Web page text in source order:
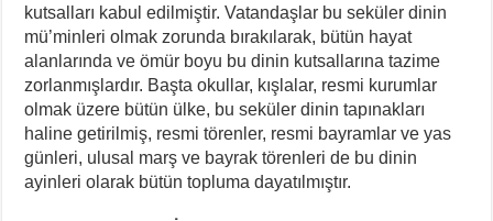
kutsalları kabul edilmiştir. Vatandaşlar bu seküler dinin
mü’minleri olmak zorunda bırakılarak, bütün hayat
alanlarında ve ömür boyu bu dinin kutsallarına tazime
zorlanmışlardır. Başta okullar, kışlalar, resmi kurumlar
olmak üzere bütün ülke, bu seküler dinin tapınakları
haline getirilmiş, resmi törenler, resmi bayramlar ve yas
günleri, ulusal marş ve bayrak törenleri de bu dinin
ayinleri olarak bütün topluma dayatılmıştır.